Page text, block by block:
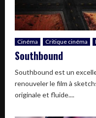
Cinéma Critique cinéma
Southbound
Southbound est un
renouveler le film à
originale et fluide....